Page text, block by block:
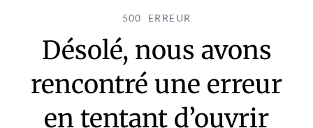
500 ERREUR
Désolé, nous avons
rencontré une erreur
en tentant d’ouvrir